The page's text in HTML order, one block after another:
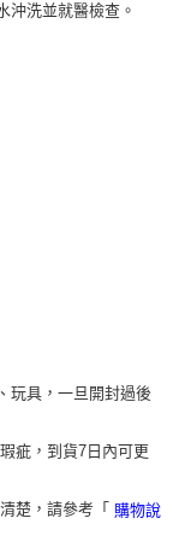
沖洗並就醫檢查。
玩具，一旦開封過後
疵，到貨7日內可更
楚，請參考「 購物說